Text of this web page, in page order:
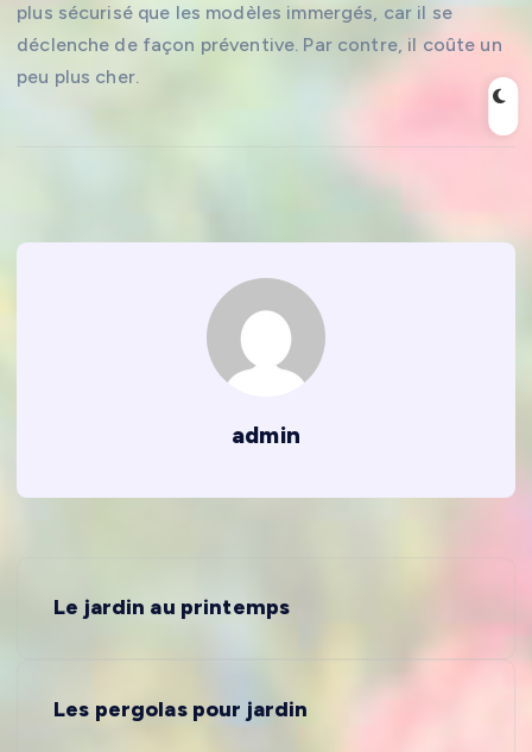
plus sécurisé que les modèles immergés, car il se
déclenche de façon préventive. Par contre, il coûte un
peu plus cher.
admin
Le jardin au printemps
Les pergolas pour jardin